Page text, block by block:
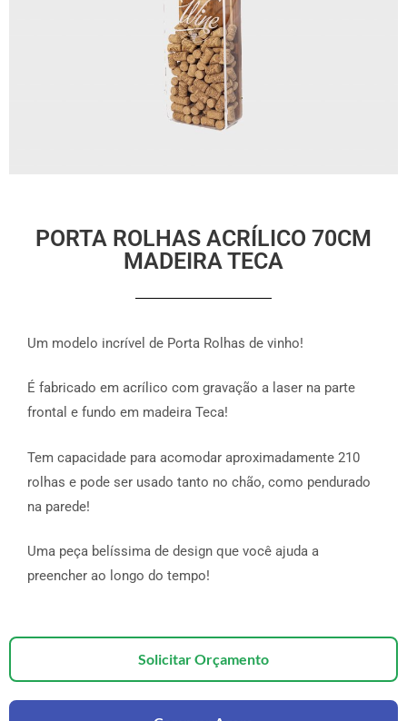
PORTA ROLHAS ACRÍLICO 70CM
MADEIRA TECA
Um modelo incrível de Porta Rolhas de vinho!
É fabricado em acrílico com gravação a laser na parte
frontal e fundo em madeira Teca!
Tem capacidade para acomodar aproximadamente 210
rolhas e pode ser usado tanto no chão, como pendurado
na parede!
Uma peça belíssima de design que você ajuda a
preencher ao longo do tempo!
Solicitar Orçamento